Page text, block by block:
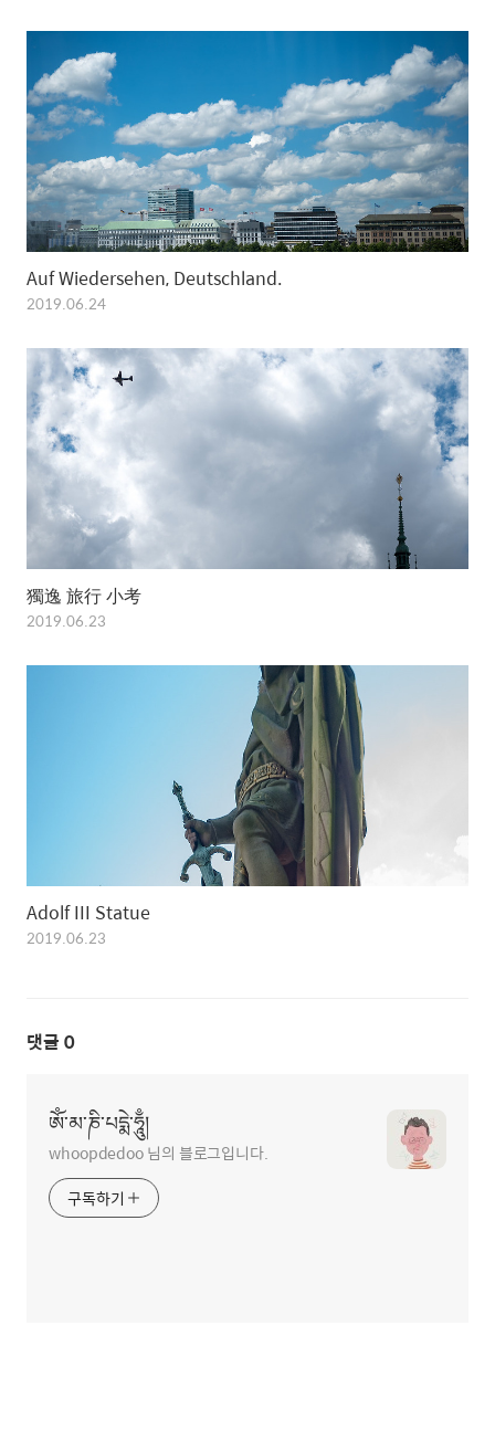
Auf Wiedersehen, Deutschland.
2019.06.24
獨逸 旅行 小考
2019.06.23
Adolf III Statue
2019.06.23
댓글 0
ཨོཾ་མ་ཎི་པདྨེ་ཧཱུྃ།
whoopdedoo 님의 블로그입니다.
구독하기